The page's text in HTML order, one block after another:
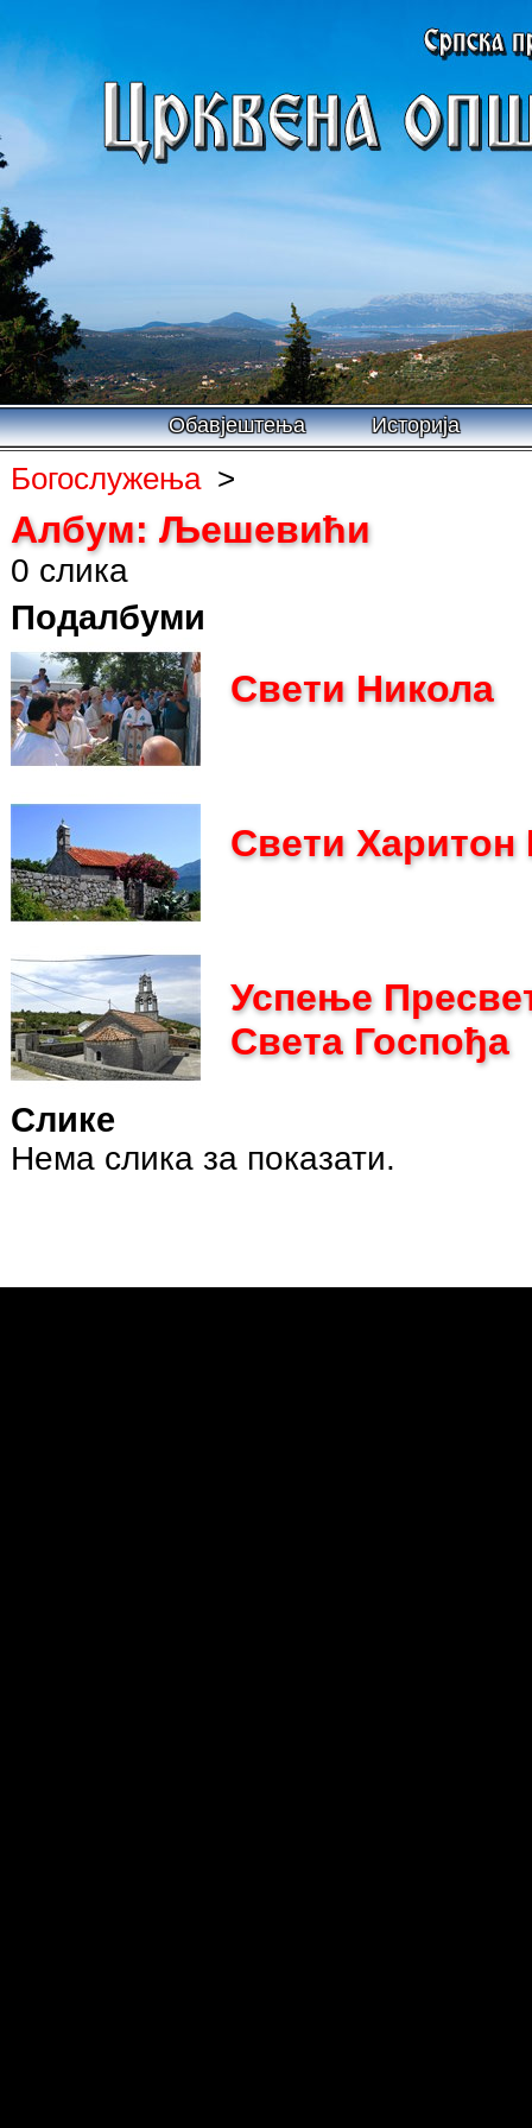
Обавјештења Историја
Богослужења>
Албум: Љешевићи
0 слика
Подалбуми
Свети Никола
Свети Харитон
Успење
Света Госпођа
Слике
Нема слика за показати.